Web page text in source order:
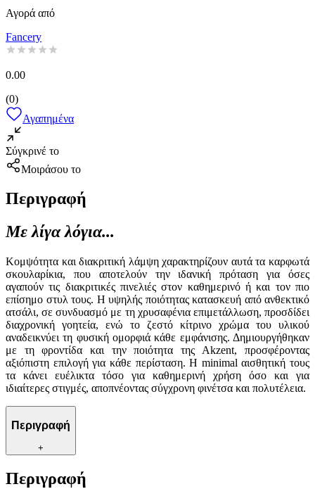
Αγορά από
Fancery
0.00
(0)
Αγαπημένα
Σύγκρινέ το
Μοιράσου το
Περιγραφή
Με λίγα λόγια...
Κομψότητα και διακριτική λάμψη χαρακτηρίζουν αυτά τα καρφωτά
σκουλαρίκια, που αποτελούν την ιδανική πρόταση για όσες
αγαπούν τις διακριτικές πινελιές στον καθημερινό ή και τον πιο
επίσημο στυλ τους. Η υψηλής ποιότητας κατασκευή από ανθεκτικό
ατσάλι, σε συνδυασμό με τη χρυσαφένια επιμετάλλωση, προσδίδει
διαχρονική γοητεία, ενώ το ζεστό κίτρινο χρώμα του υλικού
αναδεικνύει τη φυσική ομορφιά κάθε εμφάνισης. Δημιουργήθηκαν
με τη φροντίδα και την ποιότητα της Akzent, προσφέροντας
αξιόπιστη επιλογή για κάθε περίσταση. Η minimal αισθητική τους
τα κάνει ευέλικτα τόσο για καθημερινή χρήση όσο και για
ιδιαίτερες στιγμές, αποπνέοντας σύγχρονη φινέτσα και πολυτέλεια.
Περιγραφή
+
Περιγραφή